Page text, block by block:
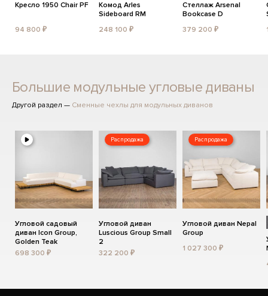
Кресло 1950 Chair PF
94 800 ₽
Комод Arles
Sideboard RM
248 100 ₽
Стеллаж Arsenal
Bookcase D
379 200 ₽
Большие модульные угловые диваны
Другой раздел — Сменные чехлы для модульных диванов
Угловой садовый
диван Icon Group,
Golden Teak
698 300 ₽
Распродажа
Угловой диван
Luscious Group Small
2
322 200 ₽
Распродажа
Угловой диван Nepal
Group
1 027 300 ₽